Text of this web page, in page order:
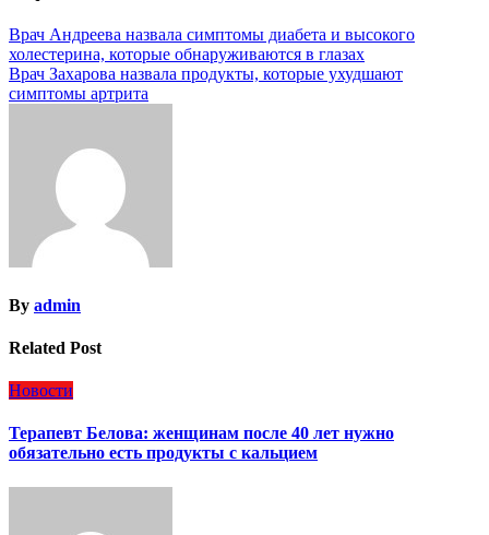
Навигация
по
записям
Врач Андреева назвала симптомы диабета и высокого
холестерина, которые обнаруживаются в глазах
Врач Захарова назвала продукты, которые ухудшают
симптомы артрита
By admin
Related Post
Новости
Терапевт Белова: женщинам после 40 лет нужно
обязательно есть продукты с кальцием